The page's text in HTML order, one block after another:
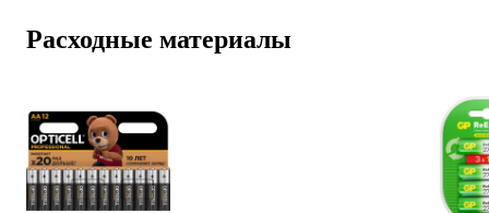
Расходные материалы